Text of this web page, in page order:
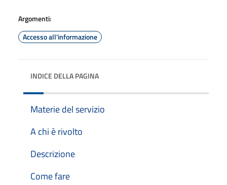
Argomenti:
Accesso all'informazione
INDICE DELLA PAGINA
Materie del servizio
A chi è rivolto
Descrizione
Come fare